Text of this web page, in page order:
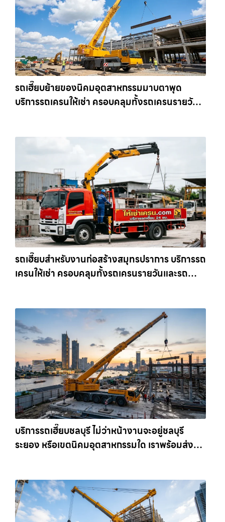
รถเฮี๊ยบย้ายของนิคมอุตสาหกรรมมาบตาพุด
บริการรถเครนให้เช่า ครอบคลุมทั้งรถเครนรายวัน
รถเฮี๊ยบสำหรับงานก่อสร้างสมุทรปราการ บริการรถ
เครนให้เช่า ครอบคลุมทั้งรถเครนรายวันและรถ
บริการรถเฮี๊ยบชลบุรี ไม่ว่าหน้างานจะอยู่ชลบุรี
ระยอง หรือเขตนิคมอุตสาหกรรมใด เราพร้อมส่งรถ